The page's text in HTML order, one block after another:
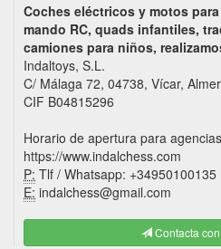
Coches eléctricos y motos
mando RC, quads infantiles,
camiones para niños,
Indaltoys, S.L.
C/ Málaga 72, 04738, Vícar,
CIF B04815296
Horario de apertura para
https://www.indalchess.com
P: Tlf / Whatsapp: +34950100135
E: indalchess@gmail.com
Contacta